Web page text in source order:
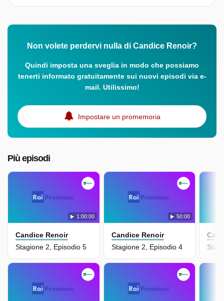
Non volete perdervi nulla di Candice Renoir?
Quindi imposta una sveglia in modo che possiamo
tenerti informato gratuitamente sui nuovi episodi via e-
mail. Utilissimo!
Impostare un promemoria
Più episodi
1:00:00
Candice Renoir
Stagione 2, Episodio 5
50:00
Candice Renoir
Stagione 2, Episodio 4